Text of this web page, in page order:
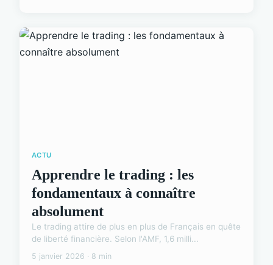
ACTU
Apprendre le trading : les
fondamentaux à connaître
absolument
Le trading attire de plus en plus de Français en quête
de liberté financière. Selon l'AMF, 1,6 milli...
5 janvier 2026 · 8 min